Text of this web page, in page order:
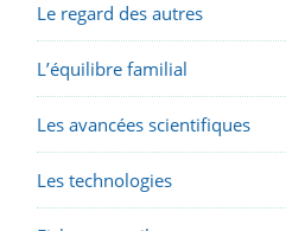
Le regard des autres
L’équilibre familial
Les avancées scientifiques
Les technologies